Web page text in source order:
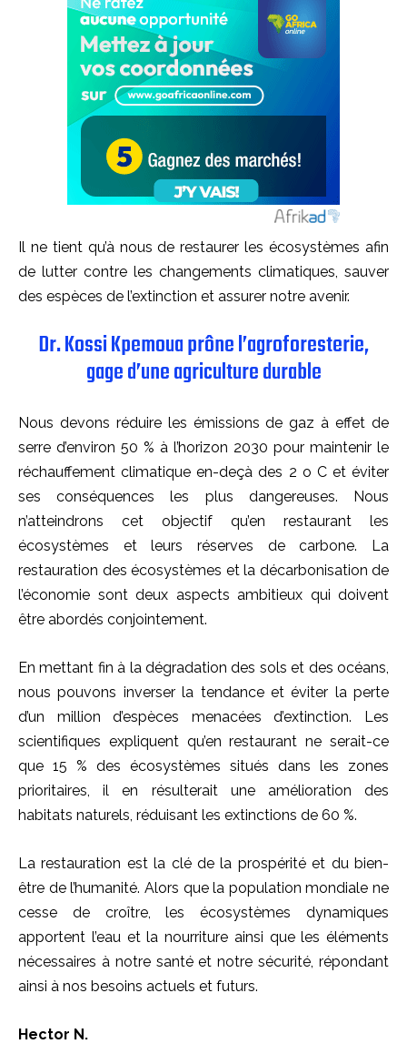
Il ne tient qu’à nous de restaurer les écosystèmes afin
de lutter contre les changements climatiques, sauver
des espèces de l’extinction et assurer notre avenir.
Dr. Kossi Kpemoua prône l’agroforesterie,
gage d’une agriculture durable
Nous devons réduire les émissions de gaz à effet de
serre d’environ 50 % à l’horizon 2030 pour maintenir le
réchauffement climatique en-deçà des 2 o C et éviter
ses conséquences les plus dangereuses. Nous
n’atteindrons cet objectif qu’en restaurant les
écosystèmes et leurs réserves de carbone. La
restauration des écosystèmes et la décarbonisation de
l’économie sont deux aspects ambitieux qui doivent
être abordés conjointement.
En mettant fin à la dégradation des sols et des océans,
nous pouvons inverser la tendance et éviter la perte
d’un million d’espèces menacées d’extinction. Les
scientifiques expliquent qu’en restaurant ne serait-ce
que 15 % des écosystèmes situés dans les zones
prioritaires, il en résulterait une amélioration des
habitats naturels, réduisant les extinctions de 60 %.
La restauration est la clé de la prospérité et du bien-
être de l’humanité. Alors que la population mondiale ne
cesse de croître, les écosystèmes dynamiques
apportent l’eau et la nourriture ainsi que les éléments
nécessaires à notre santé et notre sécurité, répondant
ainsi à nos besoins actuels et futurs.
Hector N.